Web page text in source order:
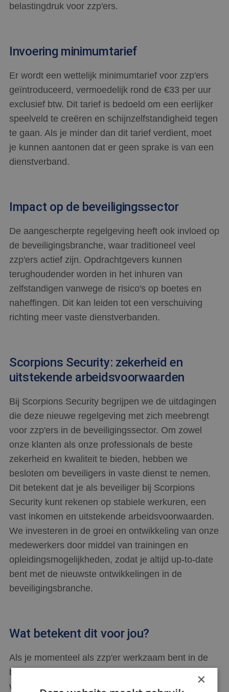
belastingdruk voor zzp'ers.
Invoering minimumtarief
Er wordt een wettelijk minimumtarief voor zzp'ers
geïntroduceerd, vermoedelijk rond de €33 per uur
exclusief btw. Dit tarief is bedoeld om een eerlijker
speelveld te creëren en schijnzelfstandigheid tegen
te gaan. Als je minder dan dit tarief verdient, moet
je kunnen aantonen dat er geen sprake is van een
dienstverband.
Impact op de beveiligingssector
De aangescherpte regelgeving heeft ook invloed op
de beveiligingsbranche, waar traditioneel veel
zzp'ers actief zijn. Opdrachtgevers kunnen
terughoudender worden in het inhuren van
zelfstandigen vanwege de risico's op boetes en
naheffingen. Dit kan leiden tot een verschuiving
richting meer vaste dienstverbanden.
Scorpions Security: zekerheid en
uitstekende arbeidsvoorwaarden
Bij Scorpions Security begrijpen we de uitdagingen
die deze nieuwe regelgeving met zich meebrengt
voor zzp'ers in de beveiligingssector. Om zowel
onze klanten als onze professionals de beste
zekerheid en kwaliteit te bieden, hebben we
besloten om beveiligers in vaste dienst te nemen.
Dit betekent dat je als beveiliger bij Scorpions
Security kunt rekenen op stabiele werkuren, een
vast inkomen en uitstekende arbeidsvoorwaarden.
We investeren in de groei en ontwikkeling van onze
medewerkers door middel van trainingen en
opleidingsmogelijkheden, zodat je altijd up-to-date
bent met de nieuwste ontwikkelingen in de
beveiligingsbranche.
Wat betekent dit voor jou?
Als je momenteel als zzp'er werkzaam bent in de
beveiligingssector, is het belangrijk om de impact
van deze nieuwe regelgeving zorgvuldig te
×